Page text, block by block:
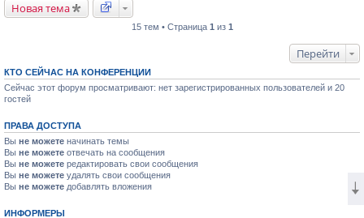
Новая тема
15 тем • Страница 1 из 1
Перейти
КТО СЕЙЧАС НА КОНФЕРЕНЦИИ
Сейчас этот форум просматривают: нет зарегистрированных пользователей и 20
гостей
ПРАВА ДОСТУПА
Вы не можете начинать темы
Вы не можете отвечать на сообщения
Вы не можете редактировать свои сообщения
Вы не можете удалять свои сообщения
Вы не можете добавлять вложения
ИНФОРМЕРЫ